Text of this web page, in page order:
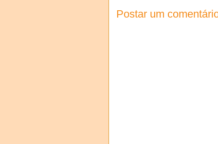
Postar um